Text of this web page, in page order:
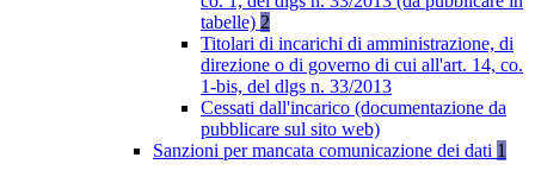
tabelle) 2
Titolari di incarichi di amministrazione, di
direzione o di governo di cui all'art. 14, co.
1-bis, del dlgs n. 33/2013
Cessati dall'incarico (documentazione da
pubblicare sul sito web)
Sanzioni per mancata comunicazione dei dati 1